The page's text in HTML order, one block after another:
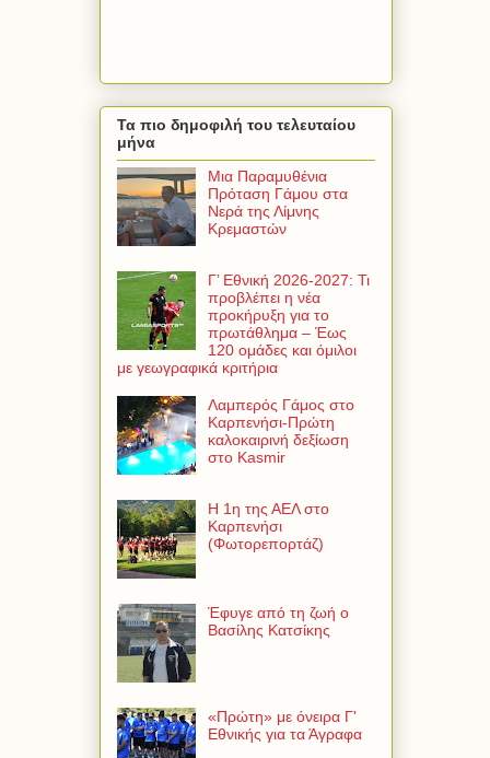
Τα πιο δημοφιλή του τελευταίου
μήνα
Μια Παραμυθένια
Πρόταση Γάμου στα
Νερά της Λίμνης
Κρεμαστών
Γ’ Εθνική 2026-2027: Τι
προβλέπει η νέα
προκήρυξη για το
πρωτάθλημα – Έως
120 ομάδες και όμιλοι
με γεωγραφικά κριτήρια
Λαμπερός Γάμος στο
Καρπενήσι-Πρώτη
καλοκαιρινή δεξίωση
στο Kasmir
Η 1η της ΑΕΛ στο
Καρπενήσι
(Φωτορεπορτάζ)
Έφυγε από τη ζωή ο
Βασίλης Κατσίκης
«Πρώτη» με όνειρα Γ'
Εθνικής για τα Άγραφα